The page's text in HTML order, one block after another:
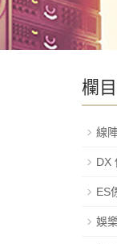
欄
線
DX
ES
娛